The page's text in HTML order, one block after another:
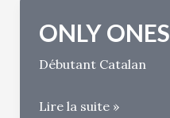
ONLY ONES
Débutant Catalan
ONLY
Lire la suite »